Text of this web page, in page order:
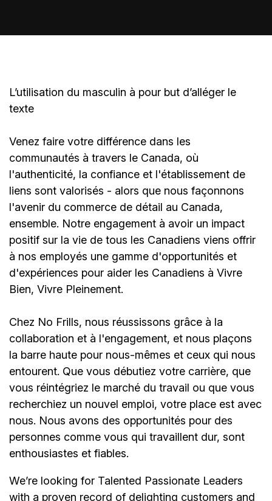
L’utilisation du masculin à pour but d’alléger le
texte
Venez faire votre différence dans les
communautés à travers le Canada, où
l'authenticité, la confiance et l'établissement de
liens sont valorisés - alors que nous façonnons
l'avenir du commerce de détail au Canada,
ensemble. Notre engagement à avoir un impact
positif sur la vie de tous les Canadiens viens offrir
à nos employés une gamme d'opportunités et
d'expériences pour aider les Canadiens à Vivre
Bien, Vivre Pleinement.
Chez No Frills, nous réussissons grâce à la
collaboration et à l'engagement, et nous plaçons
la barre haute pour nous-mêmes et ceux qui nous
entourent. Que vous débutiez votre carrière, que
vous réintégriez le marché du travail ou que vous
recherchiez un nouvel emploi, votre place est avec
nous. Nous avons des opportunités pour des
personnes comme vous qui travaillent dur, sont
enthousiastes et fiables.
We’re looking for Talented Passionate Leaders
with a proven record of delighting customers and